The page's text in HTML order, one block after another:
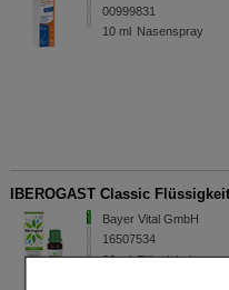
00999831
10 ml Nasenspray
IBEROGAST Classic
Bayer Vital GmbH
16507534
20ml Flüssigkeit zum